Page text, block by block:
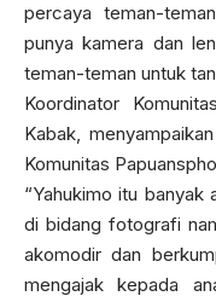
percaya teman-
punya kamera dan
teman-teman untuk
Koordinator
Kabak,
Komunitas
“Yahukimo itu banyak
di bidang fotografi
akomodir dan
mengajak kepada